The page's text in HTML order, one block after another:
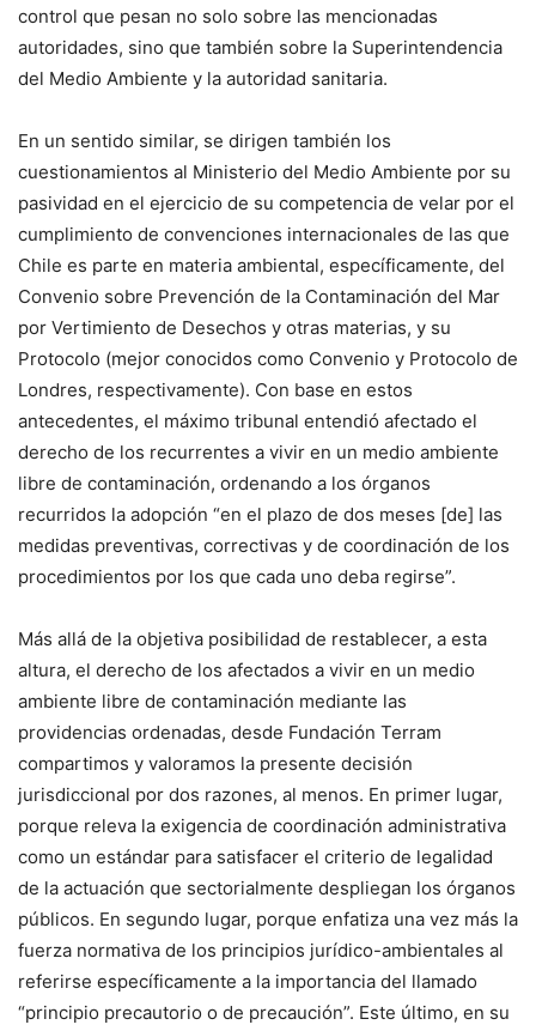
control que pesan no solo sobre las mencionadas
autoridades, sino que también sobre la Superintendencia
del Medio Ambiente y la autoridad sanitaria.
En un sentido similar, se dirigen también los
cuestionamientos al Ministerio del Medio Ambiente por su
pasividad en el ejercicio de su competencia de velar por el
cumplimiento de convenciones internacionales de las que
Chile es parte en materia ambiental, específicamente, del
Convenio sobre Prevención de la Contaminación del Mar
por Vertimiento de Desechos y otras materias, y su
Protocolo (mejor conocidos como Convenio y Protocolo de
Londres, respectivamente). Con base en estos
antecedentes, el máximo tribunal entendió afectado el
derecho de los recurrentes a vivir en un medio ambiente
libre de contaminación, ordenando a los órganos
recurridos la adopción “en el plazo de dos meses [de] las
medidas preventivas, correctivas y de coordinación de los
procedimientos por los que cada uno deba regirse”.
Más allá de la objetiva posibilidad de restablecer, a esta
altura, el derecho de los afectados a vivir en un medio
ambiente libre de contaminación mediante las
providencias ordenadas, desde Fundación Terram
compartimos y valoramos la presente decisión
jurisdiccional por dos razones, al menos. En primer lugar,
porque releva la exigencia de coordinación administrativa
como un estándar para satisfacer el criterio de legalidad
de la actuación que sectorialmente despliegan los órganos
públicos. En segundo lugar, porque enfatiza una vez más la
fuerza normativa de los principios jurídico-ambientales al
referirse específicamente a la importancia del llamado
“principio precautorio o de precaución”. Este último, en su